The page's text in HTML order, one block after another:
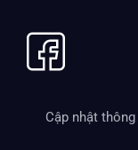
Cập nhật